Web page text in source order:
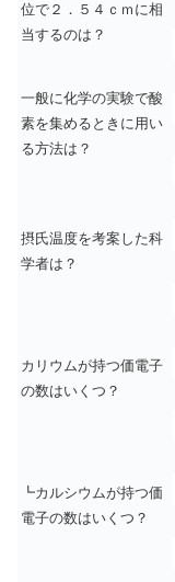
位で２．５４ｃｍに相
当するのは？
一般に化学の実験で酸
素を集めるときに用い
る方法は？
摂氏温度を考案した科
学者は？
カリウムが持つ価電子
の数はいくつ？
┗カルシウムが持つ価
電子の数はいくつ？